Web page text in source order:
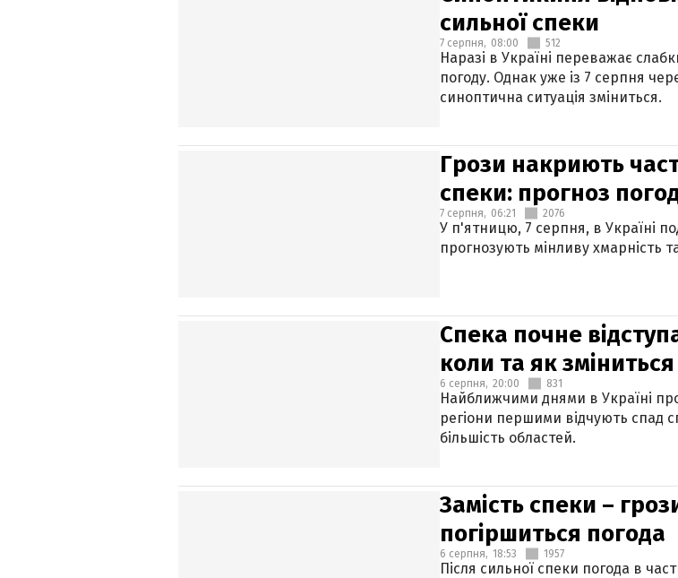
сильної спеки
7 серпня, 08:00 512
Наразі в Україні переважає
погоду. Однак уже із 7 серпня
синоптична ситуація зміниться.
Грози накриють
спеки: прогноз
7 серпня, 06:21 2076
У п'ятницю, 7 серпня, в Україні
прогнозують мінливу хмарність
Спека почне
коли та як
6 серпня, 20:00 831
Найближчими днями в Україні
регіони першими відчують спад
більшість областей.
Замість спеки –
погіршиться погода
6 серпня, 18:53 1957
Після сильної спеки погода в